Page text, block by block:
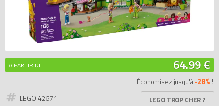
A PARTIR DE 64.99 €
Économisez jusqu'à -28% !
LEGO 42671
LEGO TROP CHER ?